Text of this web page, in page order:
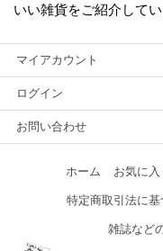
いい雑貨をご紹介してい
マイアカウント
ログイン
お問い合わせ
ホーム お気に入
特定商取引法に
雑誌など